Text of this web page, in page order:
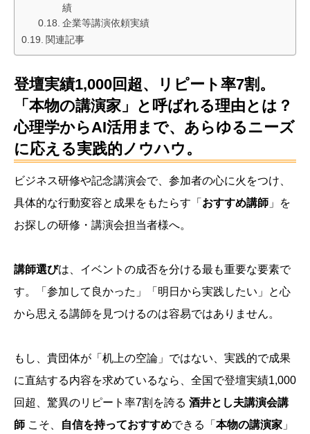
績
企業等講演依頼実績
関連記事
登壇実績1,000回超、リピート率7割。
「本物の講演家」と呼ばれる理由とは？
心理学からAI活用まで、あらゆるニーズ
に応える実践的ノウハウ。
ビジネス研修や記念講演会で、参加者の心に火をつけ、
具体的な行動変容と成果をもたらす「 おすすめ講師 」を
お探しの研修・講演会担当者様へ。
講師選びは、イベントの成否を分ける最も重要な要素で
す。「参加して良かった」「明日から実践したい」と心
から思える講師を見つけるのは容易ではありません。
もし、貴団体が「机上の空論」ではない、実践的で成果
に直結する内容を求めているなら、全国で登壇実績1,000
回超、驚異のリピート率7割を誇る 酒井とし夫講演会講
師 こそ、 自信を持っておすすめできる「 本物の講演家 」